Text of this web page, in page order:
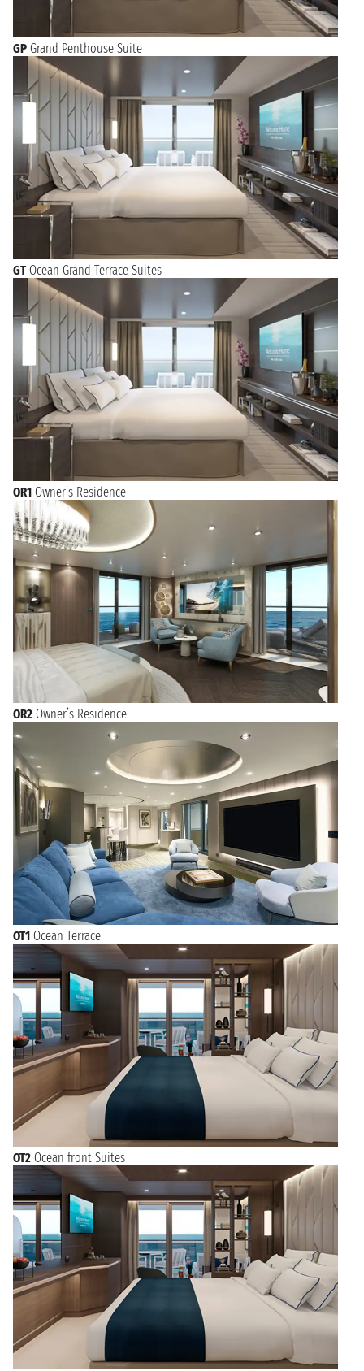
GP Grand Penthouse Suite
GT Ocean Grand Terrace Suites
OR1 Owner’s Residence
OR2 Owner’s Residence
OT1 Ocean Terrace
OT2 Ocean front Suites